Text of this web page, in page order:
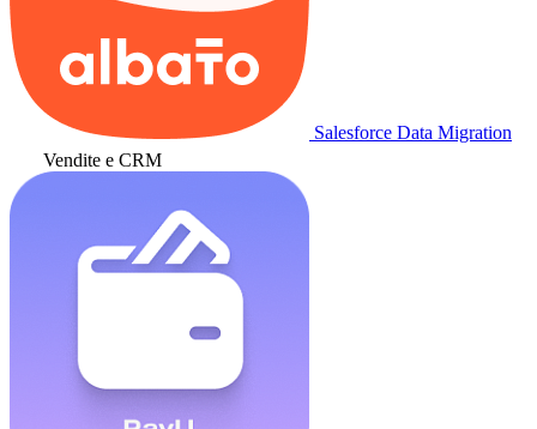
Salesforce Data Migration
Vendite e CRM